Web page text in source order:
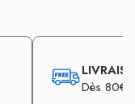
Dès 80€